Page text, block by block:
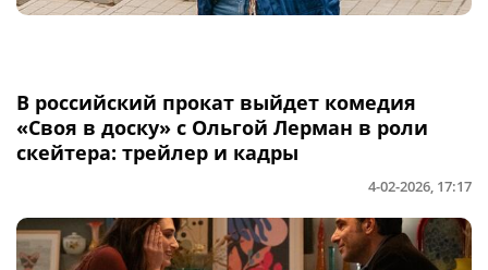
В российский прокат выйдет комедия
«Своя в доску» с Ольгой Лерман в роли
скейтера: трейлер и кадры
4-02-2026, 17:17